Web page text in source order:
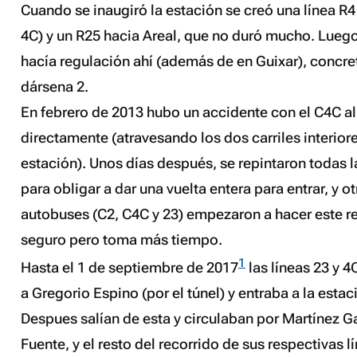
Cuando se inaugiró la estación se creó una línea
4C) y un R25 hacia Areal, que no duró mucho.
hacía regulación ahí (además de en Guixar),
dársena 2.
En febrero de 2013 hubo un accidente con el C4C
directamente (atravesando los dos carriles
estación). Unos días después, se repintaron todas
para obligar a dar una vuelta entera para entrar, y
autobuses (C2, C4C y 23) empezaron a hacer este
seguro pero toma más tiempo.
Hasta el 1 de septiembre de 20171 las líneas 23 y
a Gregorio Espino (por el túnel) y entraba a la
Despues salían de esta y circulaban por Martínez
Fuente, y el resto del recorrido de sus respectivas